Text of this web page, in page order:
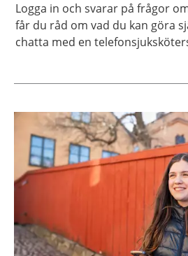
Logga in och svarar på frågor
får du råd om vad du kan göra
chatta med en
Aktuella artiklar